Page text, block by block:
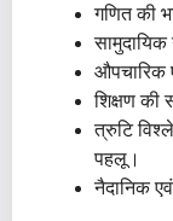
गणित की
सामुदायिक
औपचारिक
शिक्षण की
त्रुटि
पहलू।
नैदानिक